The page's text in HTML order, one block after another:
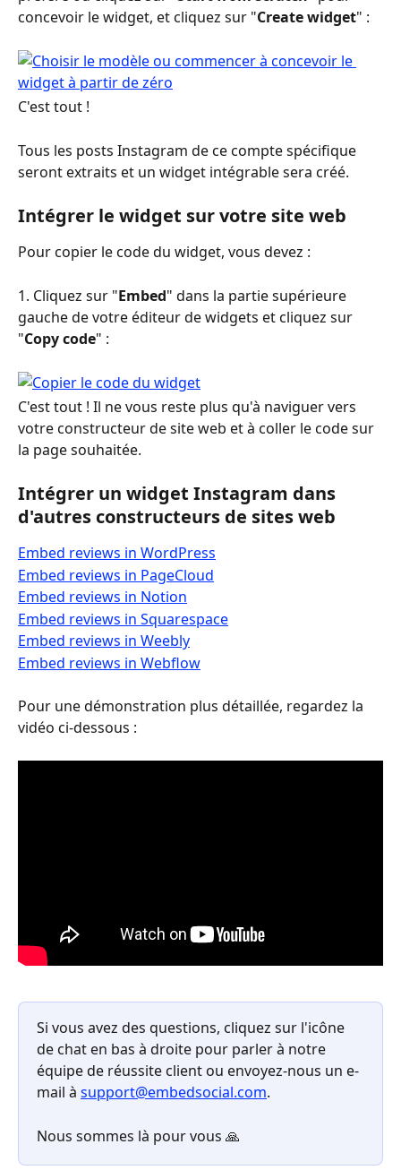
concevoir le widget, et cliquez sur "Create widget" :
C'est tout !
Tous les posts Instagram de ce compte spécifique
seront extraits et un widget intégrable sera créé.
Intégrer le widget sur votre site web
Pour copier le code du widget, vous devez :
1. Cliquez sur "Embed" dans la partie supérieure
gauche de votre éditeur de widgets et cliquez sur
"Copy code" :
C'est tout ! Il ne vous reste plus qu'à naviguer vers
votre constructeur de site web et à coller le code sur
la page souhaitée.
Intégrer un widget Instagram dans
d'autres constructeurs de sites web
Embed reviews in WordPress
Embed reviews in PageCloud
Embed reviews in Notion
Embed reviews in Squarespace
Embed reviews in Weebly
Embed reviews in Webflow
Pour une démonstration plus détaillée, regardez la
vidéo ci-dessous :
Si vous avez des questions, cliquez sur l'icône
de chat en bas à droite pour parler à notre
équipe de réussite client ou envoyez-nous un e-
mail à support@embedsocial.com.
Nous sommes là pour vous 🙏